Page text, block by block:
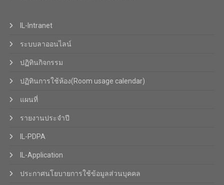
IL-Intranet
ระบบลาออนไลน์
ปฏิทินกิจกรรม
ปฏิทินการใช้ห้อง(Room usage calendar)
แผนที่
รายงานประจำปี
IL-PDPA
IL-Application
ประกาศนโยบายการใช้ข้อมูลส่วนบุคคล